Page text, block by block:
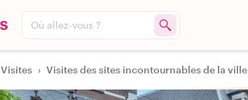
Où allez-vous ?
Visites › Visites des sites incontournables de la ville